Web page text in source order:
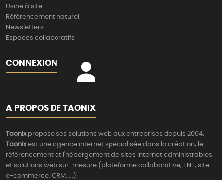
Usine à site
Référencement naturel
Newsletters
Espaces collaboratifs
CONNEXION
A PROPOS DE TAONIX
Taonixpropose ses solutions web aux entreprises depuis 2004.
Taonixest une agence internet spécialisée dans la création, le
référencement et l'hébergement de sites internet administrables
et solutions web sur-mesure (plateforme collaborative, ENT, site
e-commerce, CRM, ...).